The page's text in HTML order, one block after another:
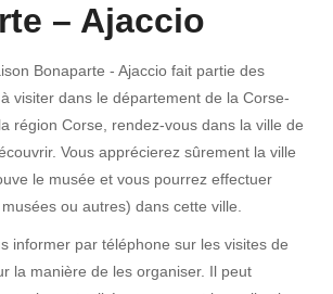
– Ajaccio
Bonaparte - Ajaccio fait partie des
visiter dans le département de la Corse-
région Corse, rendez-vous dans la ville de
Vous apprécierez sûrement la ville
le musée et vous pourrez effectuer
ou autres) dans cette ville.
informer par téléphone sur les visites de
la manière de les organiser. Il peut